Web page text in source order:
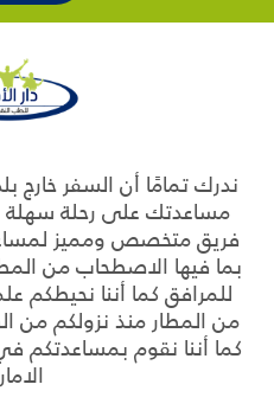
ندرك تمامًا أن السفر خارج
مساعدتك على رحلة سهلة
فريق متخصص ومميز
بما فيها الاصطحاب من
للمرافق كما أننا نحيطكم
من المطار منذ نزولكم من
كما أننا نقوم بمساعدتكم